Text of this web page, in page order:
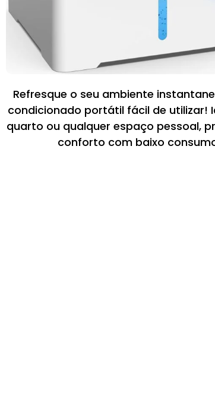
Refresque o seu ambiente
condicionado portátil fácil de utilizar!
quarto ou qualquer espaço pessoal,
conforto com baixo